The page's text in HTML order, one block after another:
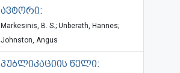
ავტორი:
Markesinis, B. S.; Unberath, Hannes;
Johnston, Angus
პუბლიკაციის წელი: